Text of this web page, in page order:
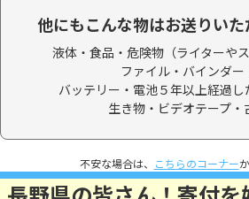
他にもこんな物はお送りいた
液体・食品・ 危険物（ライターや
ファイル・バインダー
バッテリー・電池５年以上経過し
生き物・ビデオテープ・
不安な場合は、 こちらのコーナー